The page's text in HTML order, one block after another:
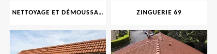
NETTOYAGE ET DÉMOUSSAGE DE TOITURE ET FAÇADE 69 ZINGUERIE 69